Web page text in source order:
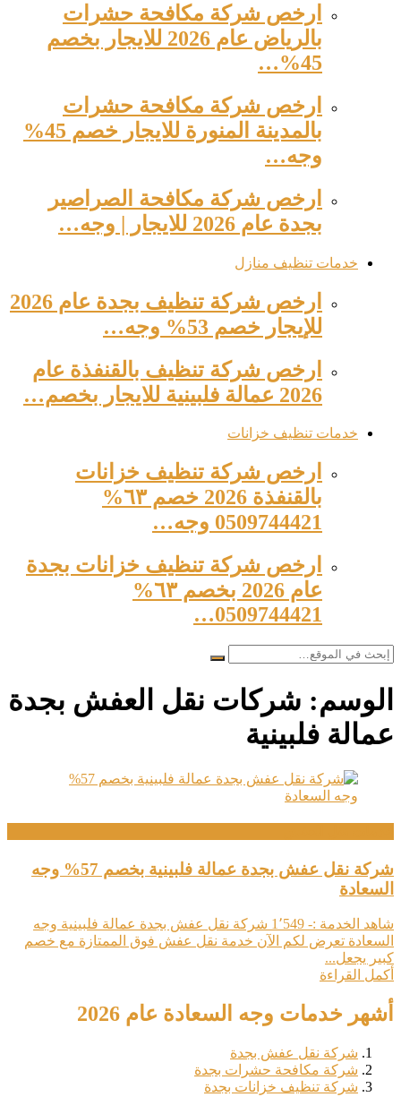
ارخص شركة مكافحة حشرات
بالرياض عام 2026 للايجار بخصم
45%…
ارخص شركة مكافحة حشرات
بالمدينة المنورة للايجار خصم 45%
وجه…
ارخص شركة مكافحة الصراصير
بجدة عام 2026 للايجار | وجه…
خدمات تنظيف منازل
ارخص شركة تنظيف بجدة عام 2026
للإيجار خصم 53% وجه…
ارخص شركة تنظيف بالقنفذة عام
2026 عمالة فلبينية للايجار بخصم…
خدمات تنظيف خزانات
ارخص شركة تنظيف خزانات
بالقنفذة 2026 خصم ٦٣%
0509744421 وجه…
ارخص شركة تنظيف خزانات بجدة
عام 2026 بخصم ٦٣%
0509744421…
الوسم: شركات نقل العفش بجدة
عمالة فلبينية
شركة نقل عفش بجدة عمالة فلبينية بخصم 57% وجه
السعادة
شاهد الخدمة :- 1٬549 شركة نقل عفش بجدة عمالة فلبينية وجه
السعادة تعرض لكم الآن خدمة نقل عفش فوق الممتازة مع خصم
كبير يجعل...
أكمل القراءة
أشهر خدمات وجه السعادة عام 2026
شركة نقل عفش بجدة
شركة مكافحة حشرات بجدة
شركة تنظيف خزانات بجدة